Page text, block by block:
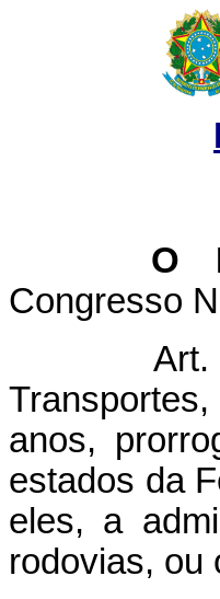
O
Congresso
anos,
estados da
eles, a
rodovias, ou